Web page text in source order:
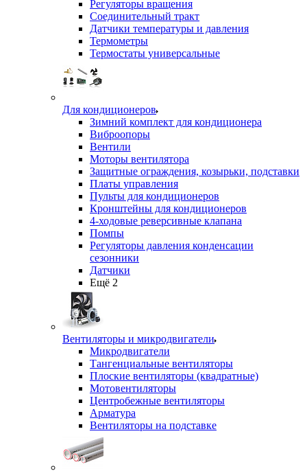
Регуляторы вращения
Соединительный тракт
Датчики температуры и давления
Термометры
Термостаты универсальные
Для кондиционеров
Зимний комплект для кондиционера
Виброопоры
Вентили
Моторы вентилятора
Защитные ограждения, козырьки, подставки
Платы управления
Пульты для кондиционеров
Кронштейны для кондиционеров
4-ходовые реверсивные клапана
Помпы
Регуляторы давления конденсации
сезонники
Датчики
Ещё 2
Вентиляторы и микродвигатели
Микродвигатели
Тангенциальные вентиляторы
Плоские вентиляторы (квадратные)
Мотовентиляторы
Центробежные вентиляторы
Арматура
Вентиляторы на подставке